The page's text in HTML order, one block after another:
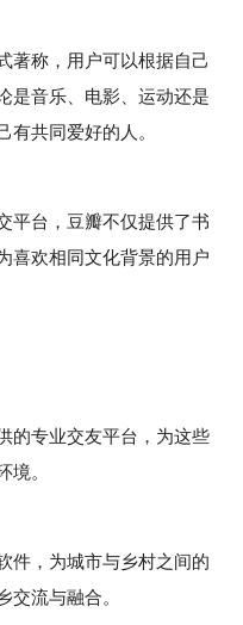
称，用户可以根据自己
是音乐、电影、运动还是
有共同爱好的人。
台，豆瓣不仅提供了书
喜欢相同文化背景的用户
专业交友平台，为这些
境。
，为城市与乡村之间的
交流与融合。